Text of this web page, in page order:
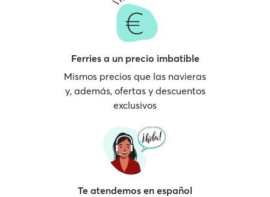
Ferries a un precio imbatible
Mismos precios que las navieras
y, además, ofertas y descuentos
exclusivos
Te atendemos en español